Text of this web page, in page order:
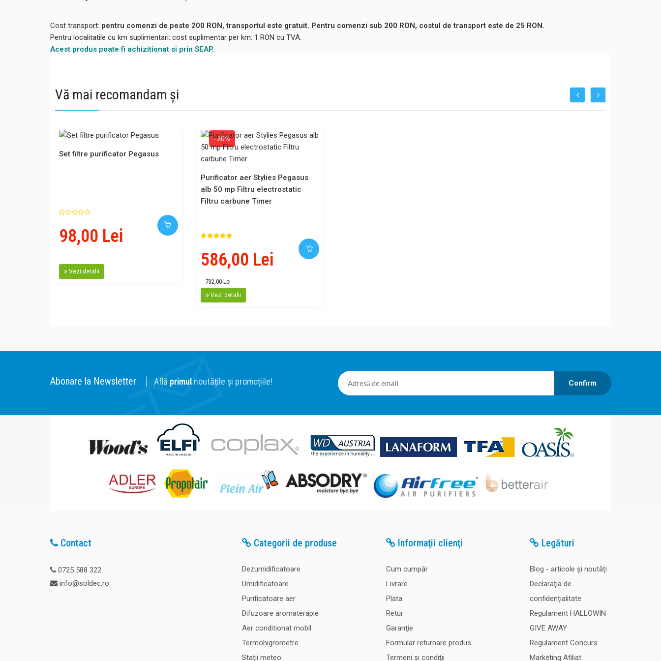
Cost transport: pentru comenzi de peste 200 RON, transportul este gratuit. Pentru comenzi sub 200 RON, costul de transport este de 25 RON.
Pentru localitatile cu km suplimentari: cost suplimentar per km: 1 RON cu TVA.
Acest produs poate fi achizitionat si prin SEAP.
Vă mai recomandam și
Set filtre purificator Pegasus
98,00 Lei
Vezi detalii
-20%
Purificator aer Stylies Pegasus
alb 50 mp Filtru electrostatic
Filtru carbune Timer
586,00 Lei
732,00 Lei
Vezi detalii
Abonare la Newsletter Află primul noutățile și promoțiile! Confirm
Contact
0725 588 322
info@soldec.ro
Categorii de produse
Dezumidificatoare
Umidificatoare
Purificatoare aer
Difuzoare aromaterapie
Aer conditionat mobil
Termohigrometre
Staţii meteo
Informaţii clienţi
Cum cumpăr
Livrare
Plata
Retur
Garanţie
Formular returnare produs
Termeni şi condiţii
Legături
Blog - articole și noutăți
Declaraţia de
confidenţialitate
Regulament HALLOWIN
GIVE AWAY
Regulament Concurs
Marketing Afiliat